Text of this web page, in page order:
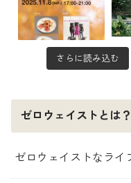
さらに読み込む
ゼロウェイストとは？
ゼロウェイストなライ